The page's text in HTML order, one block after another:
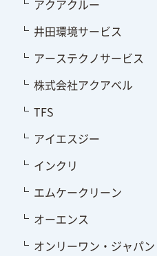
アクアクルー
井田環境サービス
アーステクノサービス
株式会社アクアベル
TFS
アイエスジー
インクリ
エムケークリーン
オーエンス
オンリーワン・ジャパン